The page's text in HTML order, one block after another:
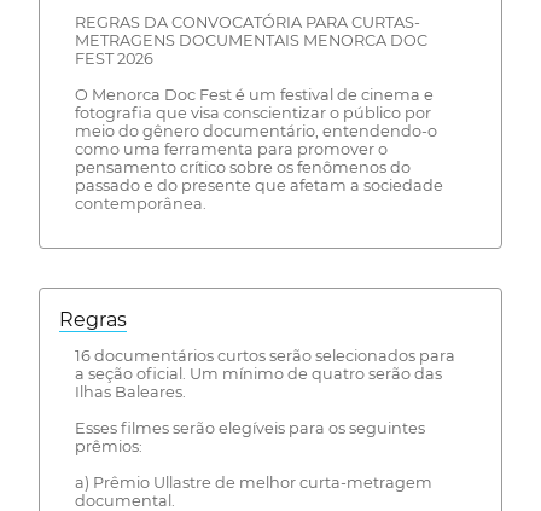
REGRAS DA CONVOCATÓRIA PARA CURTAS-
METRAGENS DOCUMENTAIS MENORCA DOC
FEST 2026
O Menorca Doc Fest é um festival de cinema e
fotografia que visa conscientizar o público por
meio do gênero documentário, entendendo-o
como uma ferramenta para promover o
pensamento crítico sobre os fenômenos do
passado e do presente que afetam a sociedade
contemporânea.
Regras
16 documentários curtos serão selecionados para
a seção oficial. Um mínimo de quatro serão das
Ilhas Baleares.
Esses filmes serão elegíveis para os seguintes
prêmios:
a) Prêmio Ullastre de melhor curta-metragem
documental.